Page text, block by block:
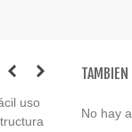
uso
TAMBIEN
No hay